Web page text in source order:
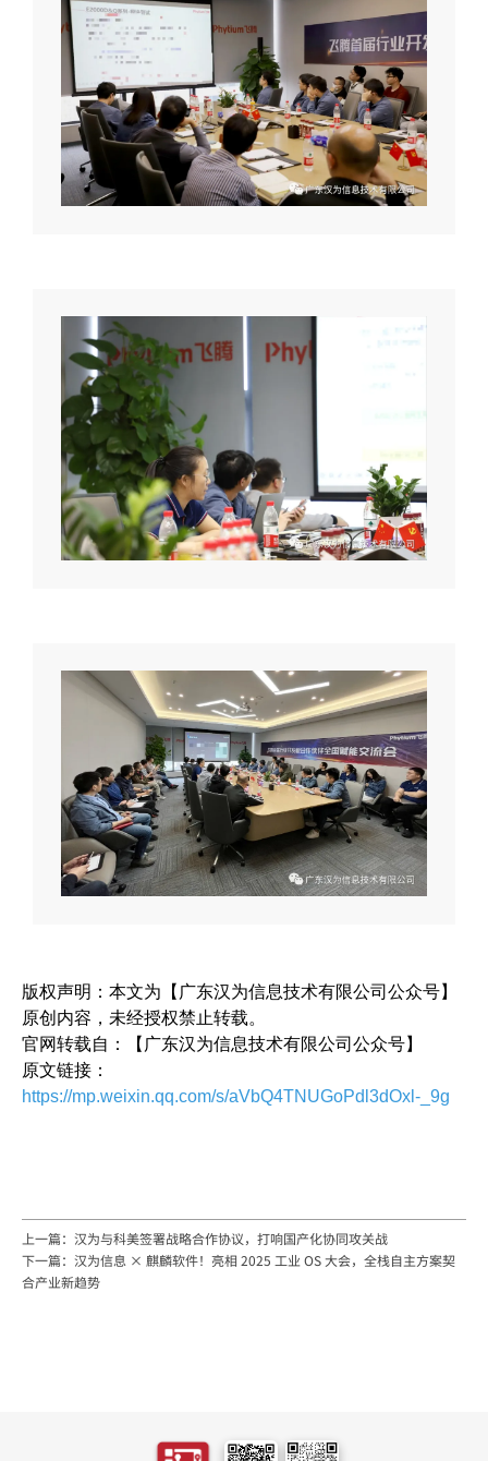
版权声明：本文为【广东汉为信息技术有限公司公众号】
原创内容，未经授权禁止转载。
官网转载自：【广东汉为信息技术有限公司公众号】
原文链接：
https://mp.weixin.qq.com/s/aVbQ4TNUGoPdl3dOxl-_9g
上一篇：汉为与科美签署战略合作协议，打响国产化协同攻关战
下一篇：汉为信息 × 麒麟软件！亮相 2025 工业 OS 大会，全栈自主方案契
合产业新趋势